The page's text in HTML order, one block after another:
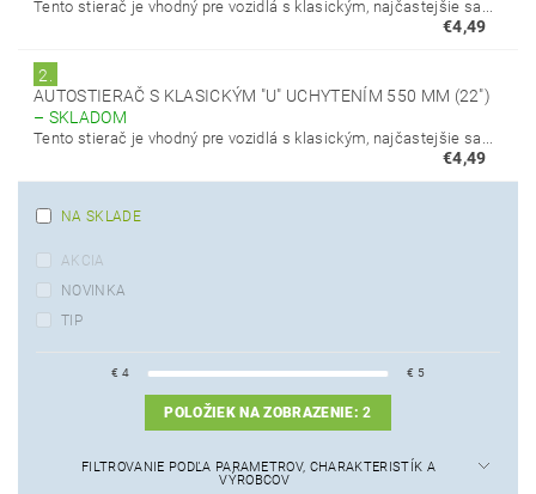
Tento stierač je vhodný pre vozidlá s klasickým, najčastejšie sa...
€4,49
2.
AUTOSTIERAČ S KLASICKÝM "U" UCHYTENÍM 550 MM (22")
– SKLADOM
Tento stierač je vhodný pre vozidlá s klasickým, najčastejšie sa...
€4,49
NA SKLADE
AKCIA
NOVINKA
TIP
€ 4 € 5
POLOŽIEK NA ZOBRAZENIE:2
FILTROVANIE PODĽA PARAMETROV, CHARAKTERISTÍK A
VÝROBCOV